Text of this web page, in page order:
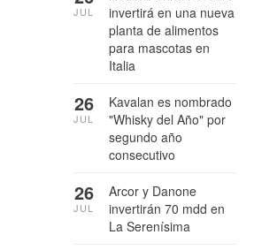
invertirá en una nueva
planta de alimentos
para mascotas en
Italia
JUL
Kavalan es nombrado
"Whisky del Año" por
segundo año
consecutivo
26
JUL
Arcor y Danone
invertirán 70 mdd en
La Serenísima
26
JUL